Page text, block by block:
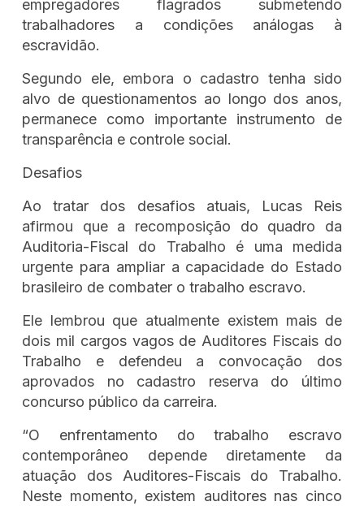
empregadores flagrados submetendo
trabalhadores a condições análogas à
escravidão.
Segundo ele, embora o cadastro tenha sido
alvo de questionamentos ao longo dos anos,
permanece como importante instrumento de
transparência e controle social.
Desafios
Ao tratar dos desafios atuais, Lucas Reis
afirmou que a recomposição do quadro da
Auditoria-Fiscal do Trabalho é uma medida
urgente para ampliar a capacidade do Estado
brasileiro de combater o trabalho escravo.
Ele lembrou que atualmente existem mais de
dois mil cargos vagos de Auditores Fiscais do
Trabalho e defendeu a convocação dos
aprovados no cadastro reserva do último
concurso público da carreira.
“O enfrentamento do trabalho escravo
contemporâneo depende diretamente da
atuação dos Auditores-Fiscais do Trabalho.
Neste momento, existem auditores nas cinco